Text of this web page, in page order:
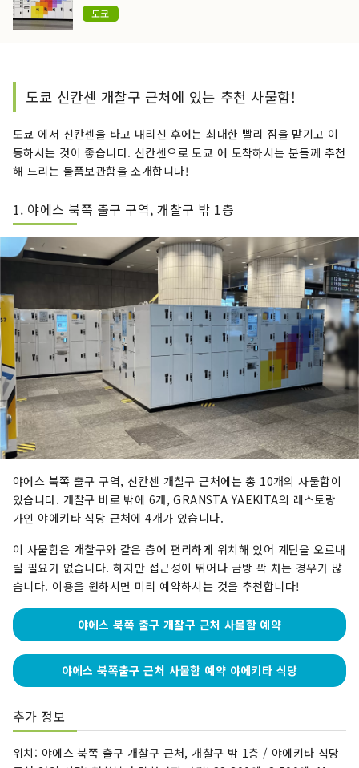
도쿄
도쿄 신칸센 개찰구 근처에 있는 추천 사물함!
도쿄 에서 신칸센을 타고 내리신 후에는 최대한 빨리 짐을 맡기고 이
동하시는 것이 좋습니다. 신칸센으로 도쿄 에 도착하시는 분들께 추천
해 드리는 물품보관함을 소개합니다!
1. 야에스 북쪽 출구 구역, 개찰구 밖 1층
야에스 북쪽 출구 구역, 신칸센 개찰구 근처에는 총 10개의 사물함이
있습니다. 개찰구 바로 밖에 6개, GRANSTA YAEKITA의 레스토랑
가인 야에키타 식당 근처에 4개가 있습니다.
이 사물함은 개찰구와 같은 층에 편리하게 위치해 있어 계단을 오르내
릴 필요가 없습니다. 하지만 접근성이 뛰어나 금방 꽉 차는 경우가 많
습니다. 이용을 원하시면 미리 예약하시는 것을 추천합니다!
야에스 북쪽 출구 개찰구 근처 사물함 예약
야에스 북쪽출구 근처 사물함 예약 야에키타 식당
추가 정보
위치: 야에스 북쪽 출구 개찰구 근처, 개찰구 밖 1층 / 야에키타 식당